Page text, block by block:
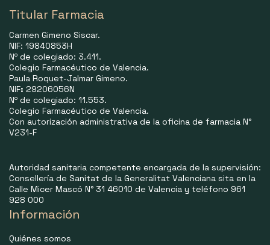
Titular Farmacia
Carmen Gimeno Siscar.
NIF: 19840853H
Nº de colegiado: 3.411.
Colegio Farmacéutico de Valencia.
Paula Roquet-Jalmar Gimeno.
NIF: 29206056N
Nº de colegiado: 11.553.
Colegio Farmacéutico de Valencia.
Con autorización administrativa de la oficina de farmacia N°
V231-F
Autoridad sanitaria competente encargada de la supervisión:
Consellería de Sanitat de la Generalitat Valenciana sita en la
Calle Micer Mascó N° 31 46010 de Valencia y teléfono 961
928 000
Información
Quiénes somos